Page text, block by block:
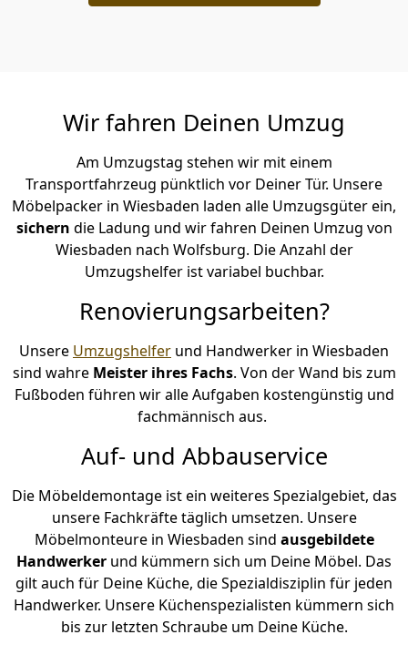
Wir fahren Deinen Umzug
Am Umzugstag stehen wir mit einem
Transportfahrzeug pünktlich vor Deiner Tür. Unsere
Möbelpacker in Wiesbaden laden alle Umzugsgüter ein,
sichern die Ladung und wir fahren Deinen Umzug von
Wiesbaden nach Wolfsburg. Die Anzahl der
Umzugshelfer ist variabel buchbar.
Renovierungsarbeiten?
Unsere Umzugshelfer und Handwerker in Wiesbaden
sind wahre Meister ihres Fachs. Von der Wand bis zum
Fußboden führen wir alle Aufgaben kostengünstig und
fachmännisch aus.
Auf- und Abbauservice
Die Möbeldemontage ist ein weiteres Spezialgebiet, das
unsere Fachkräfte täglich umsetzen. Unsere
Möbelmonteure in Wiesbaden sind ausgebildete
Handwerker und kümmern sich um Deine Möbel. Das
gilt auch für Deine Küche, die Spezialdisziplin für jeden
Handwerker. Unsere Küchenspezialisten kümmern sich
bis zur letzten Schraube um Deine Küche.